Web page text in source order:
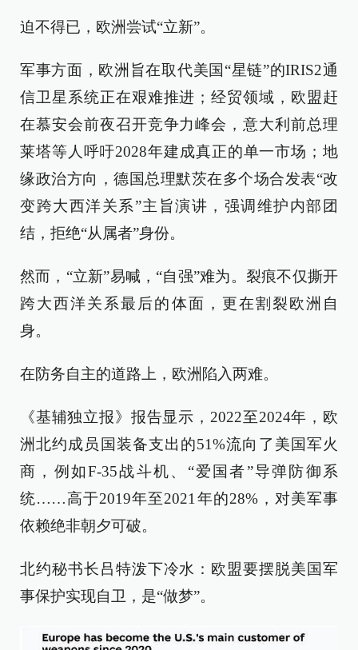
迫不得已，欧洲尝试“立新”。
军事方面，欧洲旨在取代美国“星链”的IRIS2通
信卫星系统正在艰难推进；经贸领域，欧盟赶
在慕安会前夜召开竞争力峰会，意大利前总理
莱塔等人呼吁2028年建成真正的单一市场；地
缘政治方向，德国总理默茨在多个场合发表“改
变跨大西洋关系”主旨演讲，强调维护内部团
结，拒绝“从属者”身份。
然而，“立新”易喊，“自强”难为。裂痕不仅撕开
跨大西洋关系最后的体面，更在割裂欧洲自
身。
在防务自主的道路上，欧洲陷入两难。
《基辅独立报》报告显示，2022至2024年，欧
洲北约成员国装备支出的51%流向了美国军火
商，例如F-35战斗机、“爱国者”导弹防御系
统……高于2019年至2021年的28%，对美军事
依赖绝非朝夕可破。
北约秘书长吕特泼下冷水：欧盟要摆脱美国军
事保护实现自卫，是“做梦”。